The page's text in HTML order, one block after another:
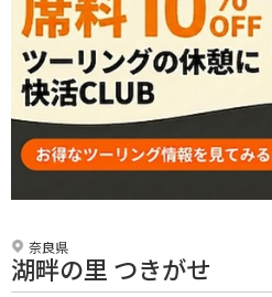
奈良県
湖畔の里 つきがせ